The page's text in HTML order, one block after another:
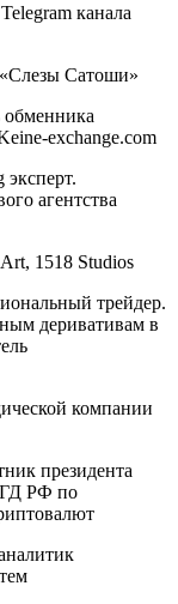
канала
Сатоши»
обменника
exchange.com
эксперт.
агентства
1518 Studios
трейдер.
деривативам в
компании
президента
ГД РФ по